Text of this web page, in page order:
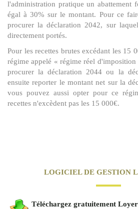
l'administration pratique un abattement
égal à 30% sur le montant. Pour ce
procurer la déclaration 2042, sur
directement portés.
Pour les recettes brutes excédant les 15
régime appelé « régime réel
procurer la déclaration 2044 ou la
ensuite reporter le montant net sur la
vous pouvez aussi opter pour ce
recettes n'excèdent pas les 15 000€.
LOGICIEL DE GESTION
Téléchargez gratuitement